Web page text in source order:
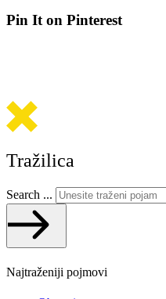
Pin It on Pinterest
Tražilica
Search ...
Najtraženiji pojmovi